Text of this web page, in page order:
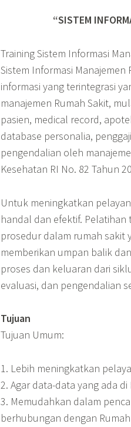
“SISTEM
Training Sistem Informasi
Sistem Informasi Manajemen
informasi yang terintegrasi
manajemen Rumah Sakit,
pasien, medical record,
database personalia,
pengendalian oleh
Kesehatan RI No. 82 Tahun
Untuk meningkatkan
handal dan efektif. Pelatihan
prosedur dalam rumah sakit
memberikan umpan balik
proses dan keluaran dari
evaluasi, dan pengendalian
Tujuan
Tujuan Umum:
1. Lebih meningkatkan
2. Agar data-data yang ada
3. Memudahkan dalam
berhubungan dengan